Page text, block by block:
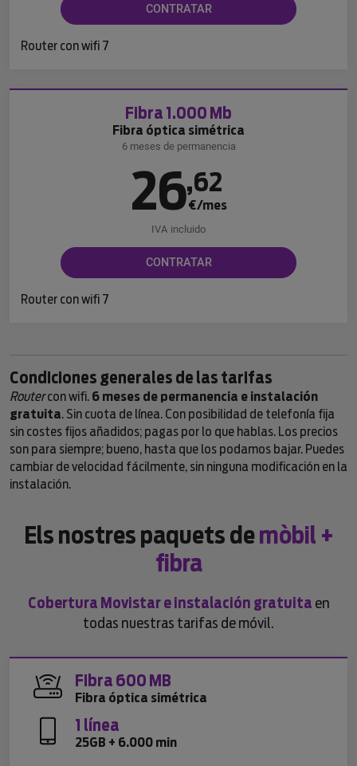
CONTRATAR
Router con wifi 7
Fibra 1.000 Mb
Fibra óptica simétrica
6 meses de permanencia
26,62
€/mes
IVA incluido
CONTRATAR
Router con wifi 7
Condiciones generales de las tarifas
Routercon wifi. 6 meses de permanencia e instalación
gratuita. Sin cuota de línea. Con posibilidad de telefonía fija
sin costes fijos añadidos; pagas por lo que hablas. Los precios
son para siempre; bueno, hasta que los podamos bajar. Puedes
cambiar de velocidad fácilmente, sin ninguna modificación en la
instalación.
Els nostres paquets demòbil +
fibra
Cobertura Movistar e instalación gratuita en
todas nuestras tarifas de móvil.
Fibra 600 MB
Fibra óptica simétrica
1 línea
25GB + 6.000 min